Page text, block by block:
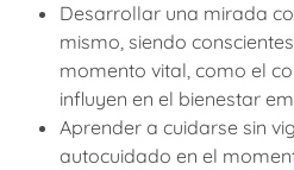
Desarrollar una mirada
mismo, siendo
momento vital, como el
influyen en el bienestar
Aprender a cuidarse sin
autocuidado en el